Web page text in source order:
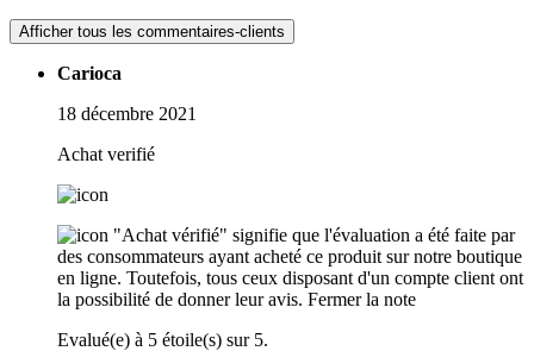
Afficher tous les commentaires-clients
Carioca
18 décembre 2021
Achat verifié
"Achat vérifié" signifie que l'évaluation a été faite par
des consommateurs ayant acheté ce produit sur notre boutique
en ligne. Toutefois, tous ceux disposant d'un compte client ont
la possibilité de donner leur avis. Fermer la note
Evalué(e) à 5 étoile(s) sur 5.